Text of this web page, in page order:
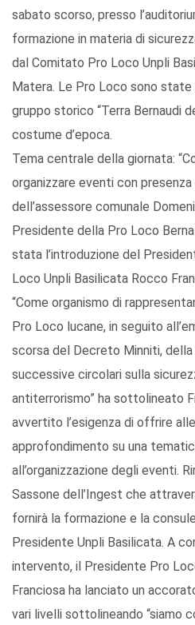
sabato scorso, presso
formazione in materia di
dal Comitato Pro Loco Unpli
Matera. Le Pro Loco sono
gruppo storico “Terra Bernaudi
costume d’epoca.
Tema centrale della giornata:
organizzare eventi con
dell’assessore comunale
Presidente della Pro Loco
stata l’introduzione del
Loco Unpli Basilicata Rocco
“Come organismo di
Pro Loco lucane, in seguito
scorsa del Decreto Minniti,
successive circolari sulla
antiterrorismo” ha sottolineato
avvertito l’esigenza di offrire
approfondimento su una
all’organizzazione degli eventi.
Sassone dell’Ingest che
fornirà la formazione e la
Presidente Unpli Basilicata. A
intervento, il Presidente Pro
Franciosa ha lanciato un
vari livelli sottolineando “siamo